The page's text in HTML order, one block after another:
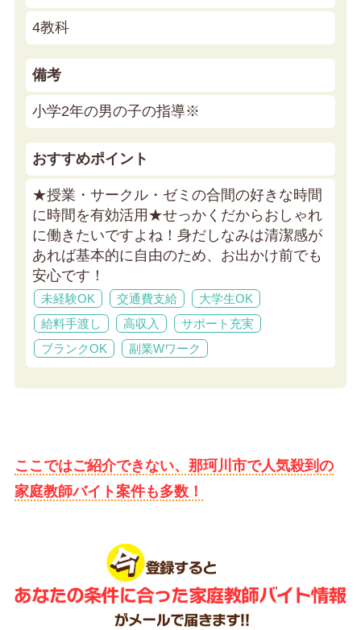
4教科
備考
小学2年の男の子の指導※
おすすめポイント
★授業・サークル・ゼミの合間の好きな時間
に時間を有効活用★せっかくだからおしゃれ
に働きたいですよね！身だしなみは清潔感が
あれば基本的に自由のため、お出かけ前でも
安心です！
未経験OK 交通費支給
大学生OK
給料手渡し
高収入
サポート充実
ブランクOK
副業Wワーク
ここではご紹介できない、那珂川市で人気殺到の
家庭教師バイト案件も多数！